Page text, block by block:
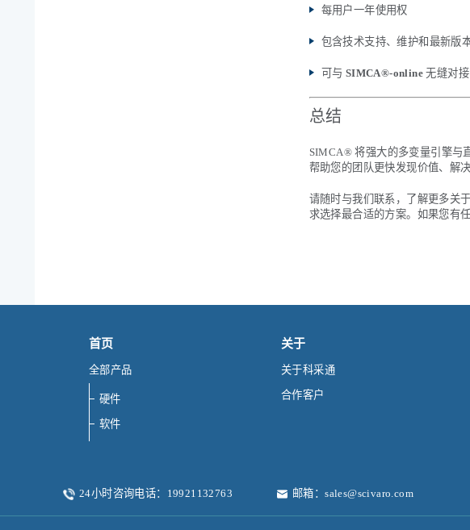
每用户一年使用权
包含技术支持、维护和最新版
可与 SIMCA®-online无缝对接
总结
SIMCA® 将强大的多变量引擎与
帮助您的团队更快发现价值、解
请随时与我们联系，了解更多关
求选择最合适的方案。如果您有
首页
全部产品
硬件
软件
关于
关于科采通
合作客户
24小时咨询电话：19921132763 邮箱：sales@scivaro.com